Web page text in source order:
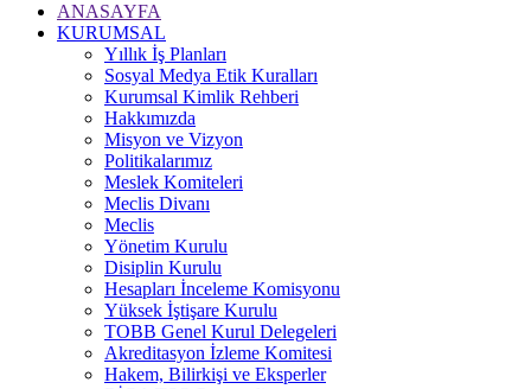
ANASAYFA
KURUMSAL
Yıllık İş Planları
Sosyal Medya Etik Kuralları
Kurumsal Kimlik Rehberi
Hakkımızda
Misyon ve Vizyon
Politikalarımız
Meslek Komiteleri
Meclis Divanı
Meclis
Yönetim Kurulu
Disiplin Kurulu
Hesapları İnceleme Komisyonu
Yüksek İştişare Kurulu
TOBB Genel Kurul Delegeleri
Akreditasyon İzleme Komitesi
Hakem, Bilirkişi ve Eksperler